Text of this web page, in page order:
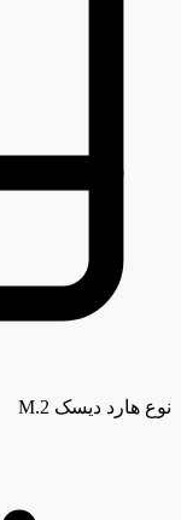
نوع هارد دیسک M.2